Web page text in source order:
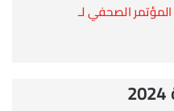
الصحفي لـ